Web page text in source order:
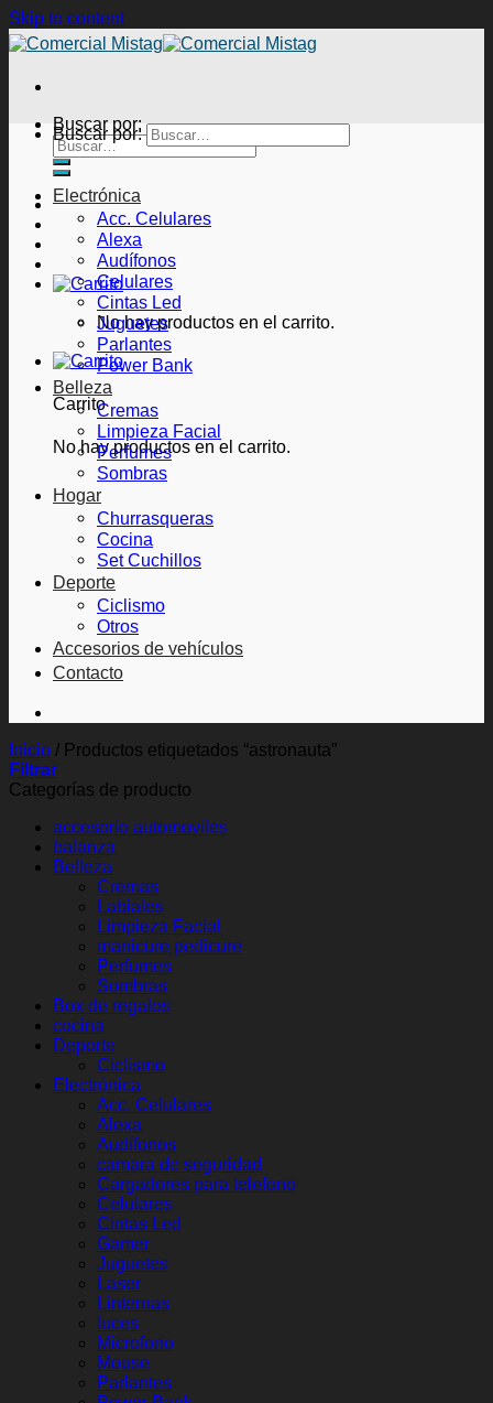
Skip to content
Buscar por:
No hay productos en el carrito.
Carrito
No hay productos en el carrito.
Buscar por:
Electrónica
Acc. Celulares
Alexa
Audífonos
Celulares
Cintas Led
Juguetes
Parlantes
Power Bank
Belleza
Cremas
Limpieza Facial
Perfumes
Sombras
Hogar
Churrasqueras
Cocina
Set Cuchillos
Deporte
Ciclismo
Otros
Accesorios de vehículos
Contacto
Inicio / Productos etiquetados “astronauta”
Filtrar
Categorías de producto
accesorio automoviles
balanza
Belleza
Cremas
Labiales
Limpieza Facial
manicure pedicure
Perfumes
Sombras
Box de regalos
cocina
Deporte
Ciclismo
Electrónica
Acc. Celulares
Alexa
Audífonos
camara de seguridad
Cargadores para telefono
Celulares
Cintas Led
Gamer
Juguetes
Laser
Linternas
luces
Microfono
Mouse
Parlantes